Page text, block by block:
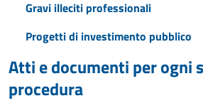
Gravi illeciti professionali
Progetti di investimento pubblico
Atti e documenti per ogni
procedura